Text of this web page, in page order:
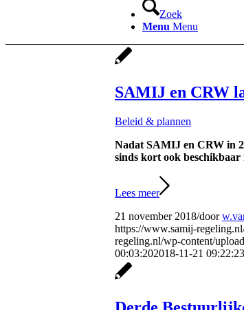
Zoek
Menu Menu
SAMIJ en CRW
Beleid & plannen
Nadat SAMIJ en CRW in
sinds kort ook beschikbaar
Lees meer
21 november 2018/door
https://www.samij-
regeling.nl/wp-content/
00:03:202018-11-21 09:22:23